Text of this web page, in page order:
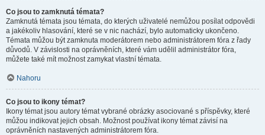
Co jsou to zamknutá témata?
Zamknutá témata jsou témata, do kterých uživatelé nemůžou posílat odpovědi
a jakékoliv hlasování, které se v nic nachází, bylo automaticky ukončeno.
Témata můžou být zamknuta moderátorem nebo administrátorem fóra z řady
důvodů. V závislosti na oprávněních, které vám udělil administrátor fóra,
můžete také mít možnost zamykat vlastní témata.
Nahoru
Co jsou to ikony témat?
Ikony témat jsou autory témat vybrané obrázky asociované s příspěvky, které
můžou indikovat jejich obsah. Možnost používat ikony témat závisí na
oprávněních nastavených administrátorem fóra.